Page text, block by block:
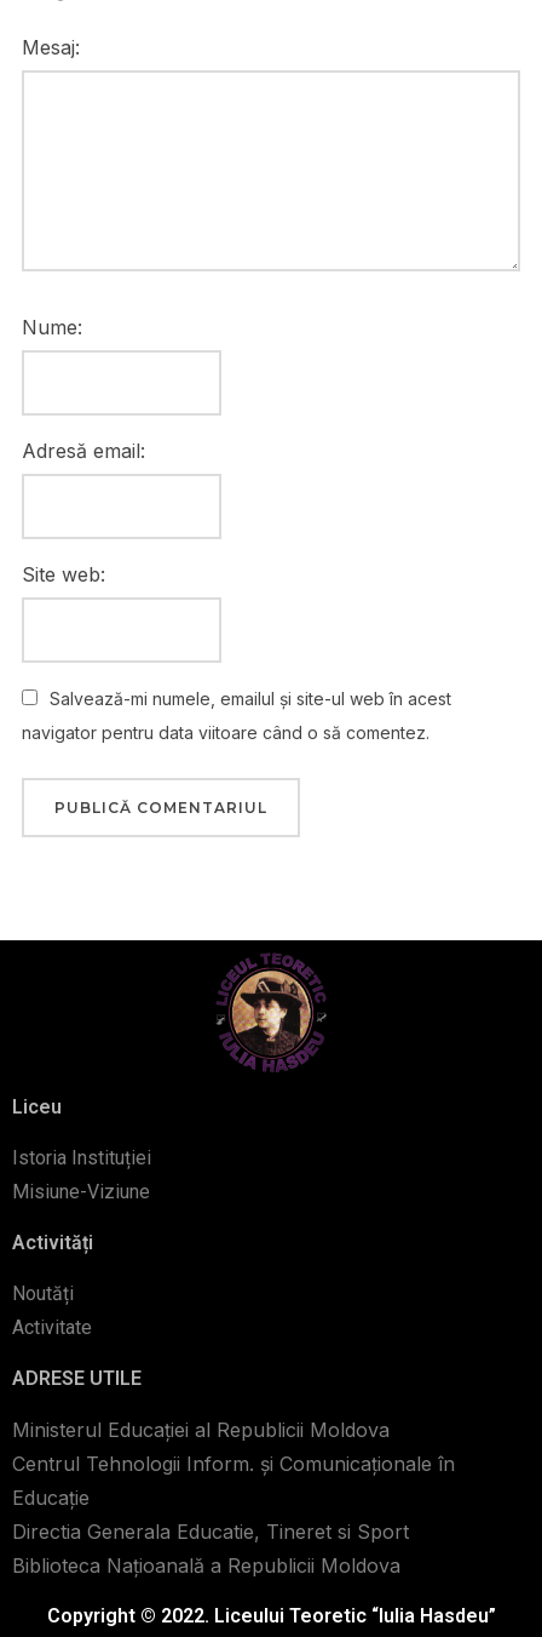
Mesaj:
Nume:
Adresă email:
Site web:
Salvează-mi numele, emailul și site-ul web în acest
navigator pentru data viitoare când o să comentez.
Liceu
Istoria Instituției
Misiune-Viziune
Activități
Noutăți
Activitate
ADRESE UTILE
Ministerul Educației al Republicii Moldova
Centrul Tehnologii Inform. şi Comunicaţionale în
Educaţie
Directia Generala Educatie, Tineret si Sport
Biblioteca Naţioanală a Republicii Moldova
Copyright © 2022. Liceului Teoretic “Iulia Hasdeu”